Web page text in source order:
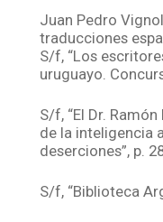
Juan Pedro
traducciones
S/f, “Los
uruguayo.
S/f, “El Dr.
de la inteligencia
deserciones”, p.
S/f, “Biblioteca